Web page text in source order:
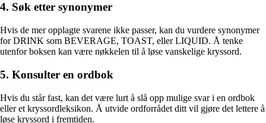
4. Søk etter synonymer
Hvis de mer opplagte svarene ikke passer, kan du vurdere synonymer
for DRINK som BEVERAGE, TOAST, eller LIQUID. Å tenke
utenfor boksen kan være nøkkelen til å løse vanskelige kryssord.
5. Konsulter en ordbok
Hvis du står fast, kan det være lurt å slå opp mulige svar i en ordbok
eller et kryssordleksikon. Å utvide ordforrådet ditt vil gjøre det lettere å
løse kryssord i fremtiden.